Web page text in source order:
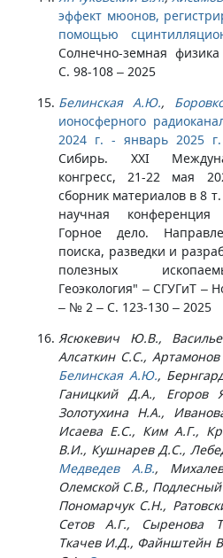
эффект мюонов,
помощью
Солнечно-земная
С. 98-108 – 2025
Белинская А.Ю.,
ионосферного
2024 г. - январь 2025 г.
Сибирь. XXI
конгресс, 21-22 мая
сборник материалов в 8
научная конференция
Горное дело.
поиска, разведки и
полезных
Геоэкология" – СГУГиТ –
– № 2 – С. 123-130 – 2025
Ясюкевич Ю.В.,
Алсаткин С.С.,
Белинская А.Ю.,
Ганицкий Д.А., Егоров
Золотухина Н.А.,
Исаева Е.С., Ким А.Г.,
В.И., Кушнарев Д.С.,
Медведев А.В.,
Олемской С.В.,
Пономарчук С.Н.,
Сетов А.Г., Сыренова
Ткачев И.Д., Файнштейн